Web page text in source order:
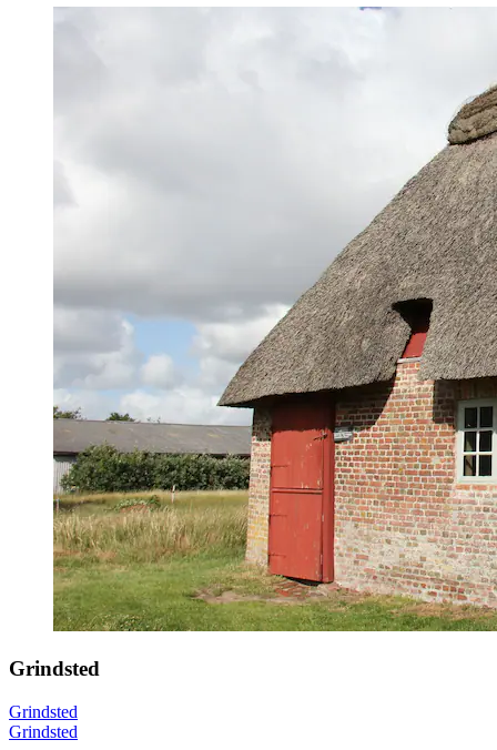
Grindsted
Grindsted
Grindsted